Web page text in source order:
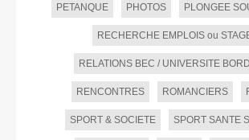
PETANQUE PHOTOS PLONGEE
RECHERCHE EMPLOIS ou
RELATIONS BEC / UNIVERSITE
RENCONTRES ROMANCIERS
SPORT & SOCIETE SPORT SANTE